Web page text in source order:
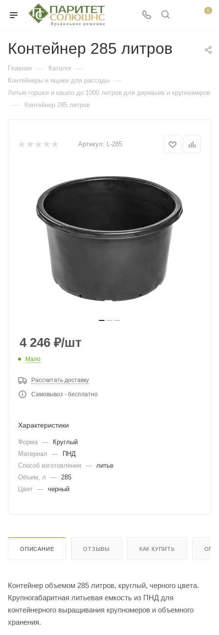
0
Контейнер 285 литров
Главная — Каталог —
Контейнеры и ящики для рассады —
Литые горшки и кашпо до 1000 литров для деревьев и крупномеров
— Контейнер 285 литров
Артикул: L-285
4 246 ₽/шт
Мало
Рассчитать доставку
Самовывоз - бесплатно
Характеристики
Форма —
Круглый
Материал
—
ПНД
Способ изготовления
—
литье
Объем, л
—
285
Цвет — черный
ОПИСАНИЕ ОТЗЫВЫ КАК КУПИТЬ
Контейнер объемом 285 литров, круглый, черного цвета.
Крупногабаритная литьевая емкость из ПНД для
контейнерного выращивания крупномеров и объемного
хранения.